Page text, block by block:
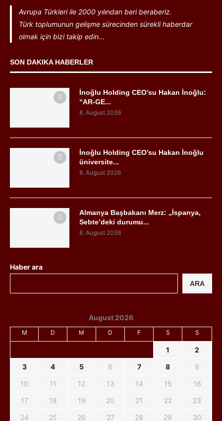
Avrupa Türkleri ile 2000 yılından beri beraberiz.
Türk toplumunun gelişme sürecinden sürekli haberdar
olmak için bizi takip edin...
SON DAKIKA HABERLER
İnoğlu Holding CEO’su Hakan İnoğlu:
“AR-GE...
8. August 2026
İnoğlu Holding CEO’su Hakan İnoğlu
üniversite...
8. August 2026
Almanya Başbakanı Merz: „İspanya,
Sebte’deki durumu...
8. August 2026
Haber ara
ARA
August 2026
M D M D F S S
1
2
3
4 5 6 7 8
9
10
11 12 13 14 15
16
17
18 19 20 21 22
23
24
25 26 27 28 29 30